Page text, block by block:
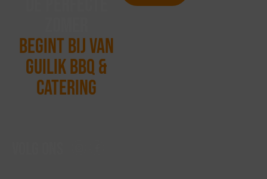
begint bij Van
guilik bbq &
catering